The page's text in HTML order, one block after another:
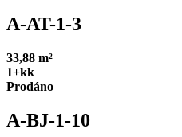
A-AT-1-3
33,88 m²
1+kk
Prodáno
A-BJ-1-10